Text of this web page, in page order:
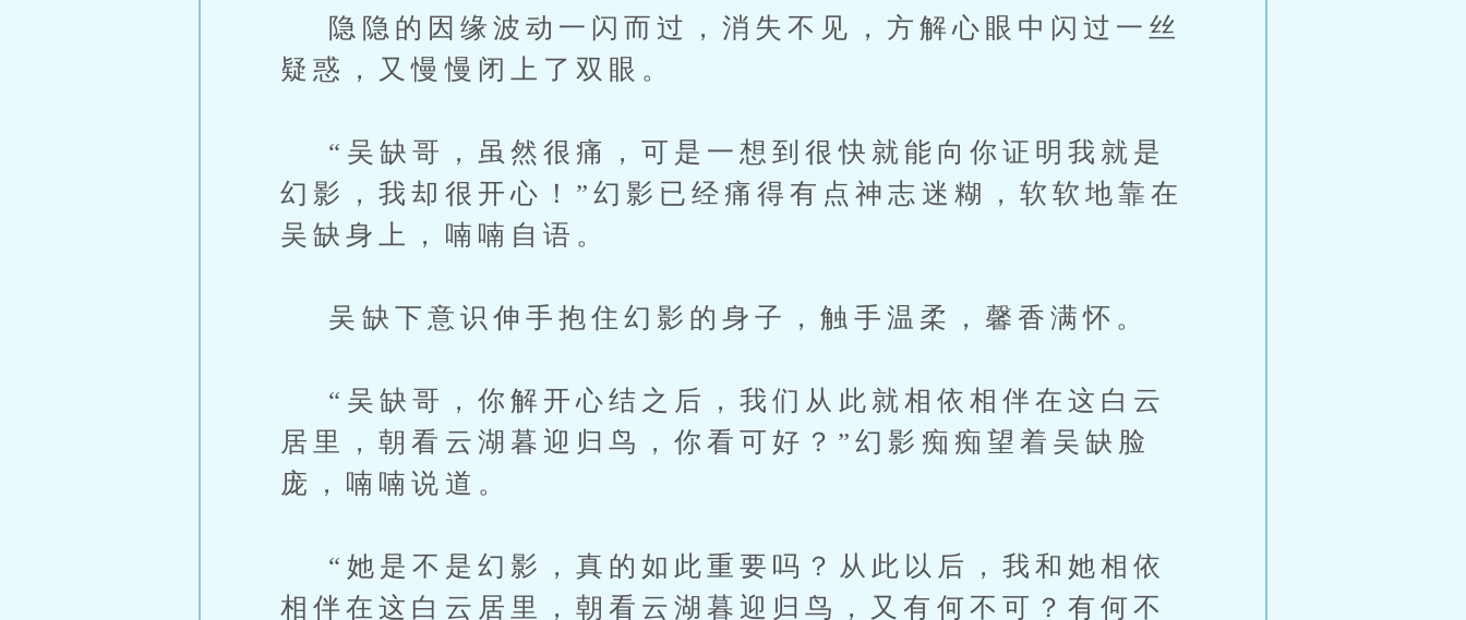
隐隐的因缘波动一闪而过，消失不见，方解心眼中闪过一丝
疑惑，又慢慢闭上了双眼。
“吴缺哥，虽然很痛，可是一想到很快就能向你证明我就是
幻影，我却很开心！”幻影已经痛得有点神志迷糊，软软地靠在
吴缺身上，喃喃自语。
吴缺下意识伸手抱住幻影的身子，触手温柔，馨香满怀。
“吴缺哥，你解开心结之后，我们从此就相依相伴在这白云
居里，朝看云湖暮迎归鸟，你看可好？”幻影痴痴望着吴缺脸
庞，喃喃说道。
“她是不是幻影，真的如此重要吗？从此以后，我和她相依
相伴在这白云居里，朝看云湖暮迎归鸟，又有何不可？有何不